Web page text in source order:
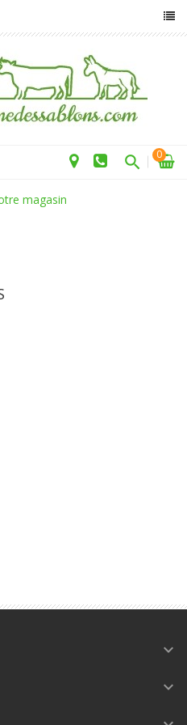
0
magasin
expand_more
expand_more